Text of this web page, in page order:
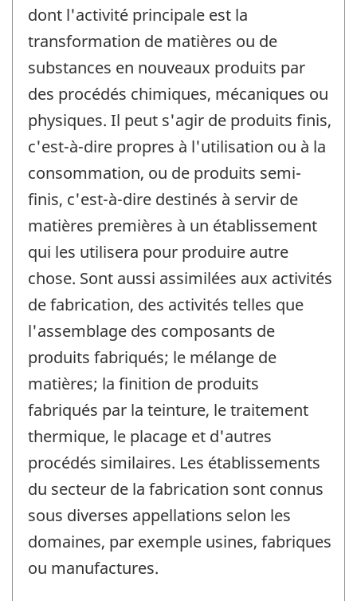
dont l'activité principale est la
transformation de matières ou de
substances en nouveaux produits par
des procédés chimiques, mécaniques ou
physiques. Il peut s'agir de produits finis,
c'est-à-dire propres à l'utilisation ou à la
consommation, ou de produits semi-
finis, c'est-à-dire destinés à servir de
matières premières à un établissement
qui les utilisera pour produire autre
chose. Sont aussi assimilées aux activités
de fabrication, des activités telles que
l'assemblage des composants de
produits fabriqués; le mélange de
matières; la finition de produits
fabriqués par la teinture, le traitement
thermique, le placage et d'autres
procédés similaires. Les établissements
du secteur de la fabrication sont connus
sous diverses appellations selon les
domaines, par exemple usines, fabriques
ou manufactures.